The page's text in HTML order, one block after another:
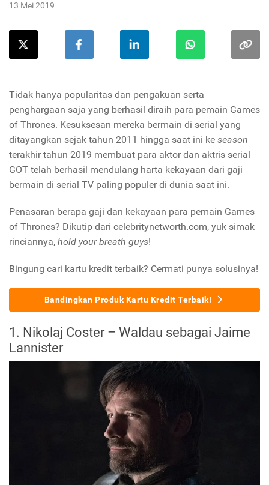
13 Mei 2019
Tidak hanya popularitas dan pengakuan serta
penghargaan saja yang berhasil diraih para pemain Games
of Thrones. Kesuksesan mereka bermain di serial yang
ditayangkan sejak tahun 2011 hingga saat ini ke season
terakhir tahun 2019 membuat para aktor dan aktris serial
GOT telah berhasil mendulang harta kekayaan dari gaji
bermain di serial TV paling populer di dunia saat ini.
Penasaran berapa gaji dan kekayaan para pemain Games
of Thrones? Dikutip dari celebritynetworth.com, yuk simak
rinciannya, hold your breath guys!
Bingung cari kartu kredit terbaik? Cermati punya solusinya!
Bandingkan Produk Kartu Kredit Terbaik!
1. Nikolaj Coster – Waldau sebagai Jaime
Lannister